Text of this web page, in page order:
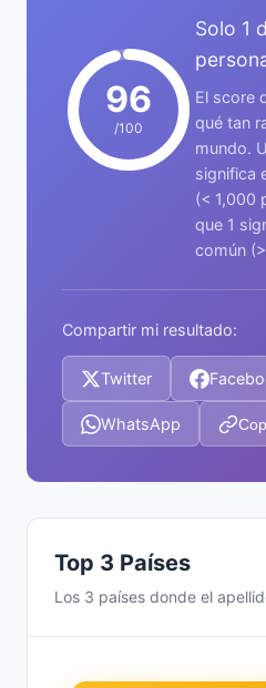
96
/100
Solo 1
El score
qué tan
mundo.
significa
(< 1,000
que 1
común
Compartir mi resultado:
Twitter
WhatsApp
Top 3 Países
Los 3 países donde el